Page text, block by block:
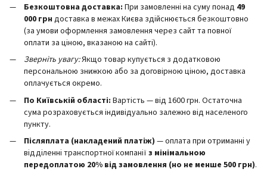
Безкоштовна доставка: При замовленні на суму понад 49
000 грн доставка в межах Києва здійснюється безкоштовно
(за умови оформлення замовлення через сайт та повної
оплати за ціною, вказаною на сайті).
Зверніть увагу:Якщо товар купується з додатковою
персональною знижкою або за договірною ціною, доставка
оплачується окремо.
По Київській області: Вартість — від 1600 грн. Остаточна
сума розраховується індивідуально залежно від населеного
пункту.
Післяплата (накладений платіж) — оплата при отриманні у
відділенні транспортної компанії з мінімальною
передоплатою 20% від замовлення (но не менше 500 грн).